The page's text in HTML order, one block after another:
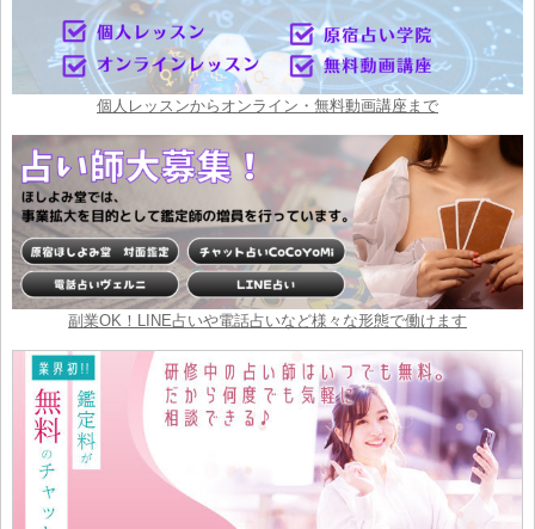
個人レッスンからオンライン・無料動画講座まで
副業OK！LINE占いや電話占いなど様々な形態で働けます